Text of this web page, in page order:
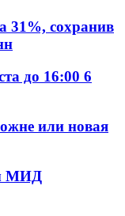
31%, сохранив
до 16:00 6
или новая
МИД